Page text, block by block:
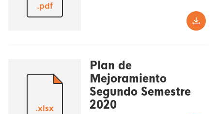
.pdf
.xlsx
Plan de
Mejoramiento
Segundo Semestre
2020